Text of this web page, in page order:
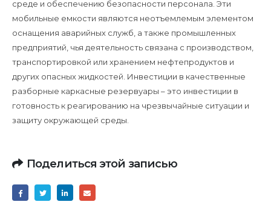
среде и обеспечению безопасности персонала. Эти
мобильные емкости являются неотъемлемым элементом
оснащения аварийных служб, а также промышленных
предприятий, чья деятельность связана с производством,
транспортировкой или хранением нефтепродуктов и
других опасных жидкостей. Инвестиции в качественные
разборные каркасные резервуары – это инвестиции в
готовность к реагированию на чрезвычайные ситуации и
защиту окружающей среды.
Поделиться этой записью